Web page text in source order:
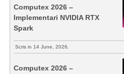
Computex 2026 –
Implementari NVIDIA RTX
Spark
Scris in 14 June, 2026.
Computex 2026 –